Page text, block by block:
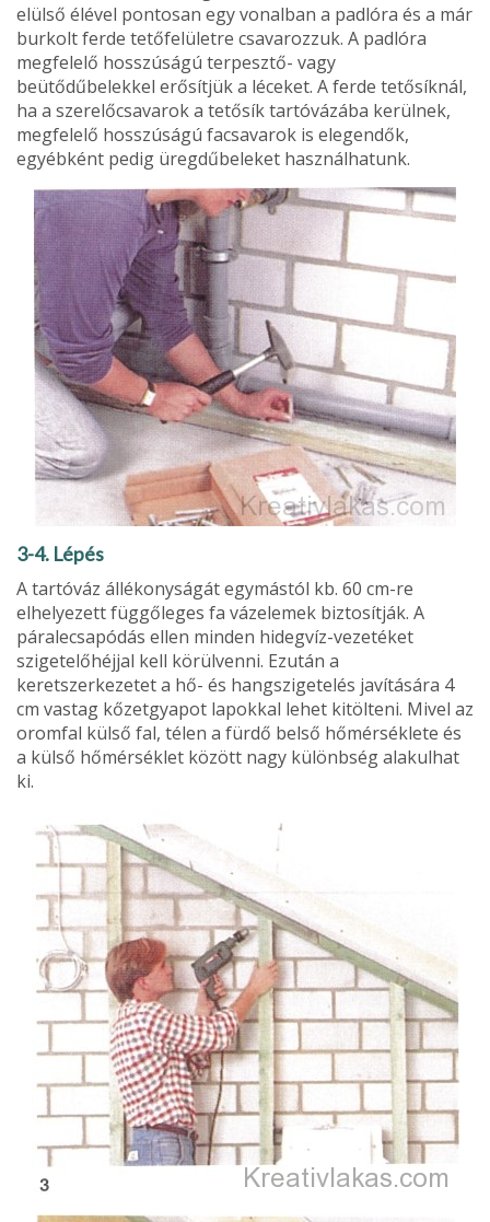
elülső élével pontosan egy vonalban a padlóra és a már
burkolt ferde tetőfelületre csavarozzuk. A padlóra
megfelelő hosszúságú terpesztő- vagy
beütődűbelekkel erősítjük a léceket. A ferde tetősíknál,
ha a szerelőcsavarok a tetősík tartóvázába kerülnek,
megfelelő hosszúságú facsavarok is elegendők,
egyébként pedig üregdűbeleket használhatunk.
3-4. Lépés
A tartóváz állékonyságát egymástól kb. 60 cm-re
elhelyezett függőleges fa vázelemek biztosítják. A
páralecsapódás ellen minden hidegvíz-vezetéket
szigetelőhéjjal kell körülvenni. Ezután a
keretszerkezetet a hő- és hangszigetelés javítására 4
cm vastag kőzetgyapot lapokkal lehet kitölteni. Mivel az
oromfal külső fal, télen a fürdő belső hőmérséklete és
a külső hőmérséklet között nagy különbség alakulhat
ki.